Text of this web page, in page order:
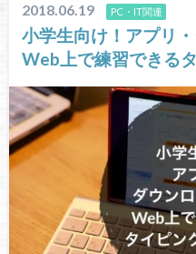
2018.06.19 PC・IT関連
小学生向け！アプリ
Web上で練習できる